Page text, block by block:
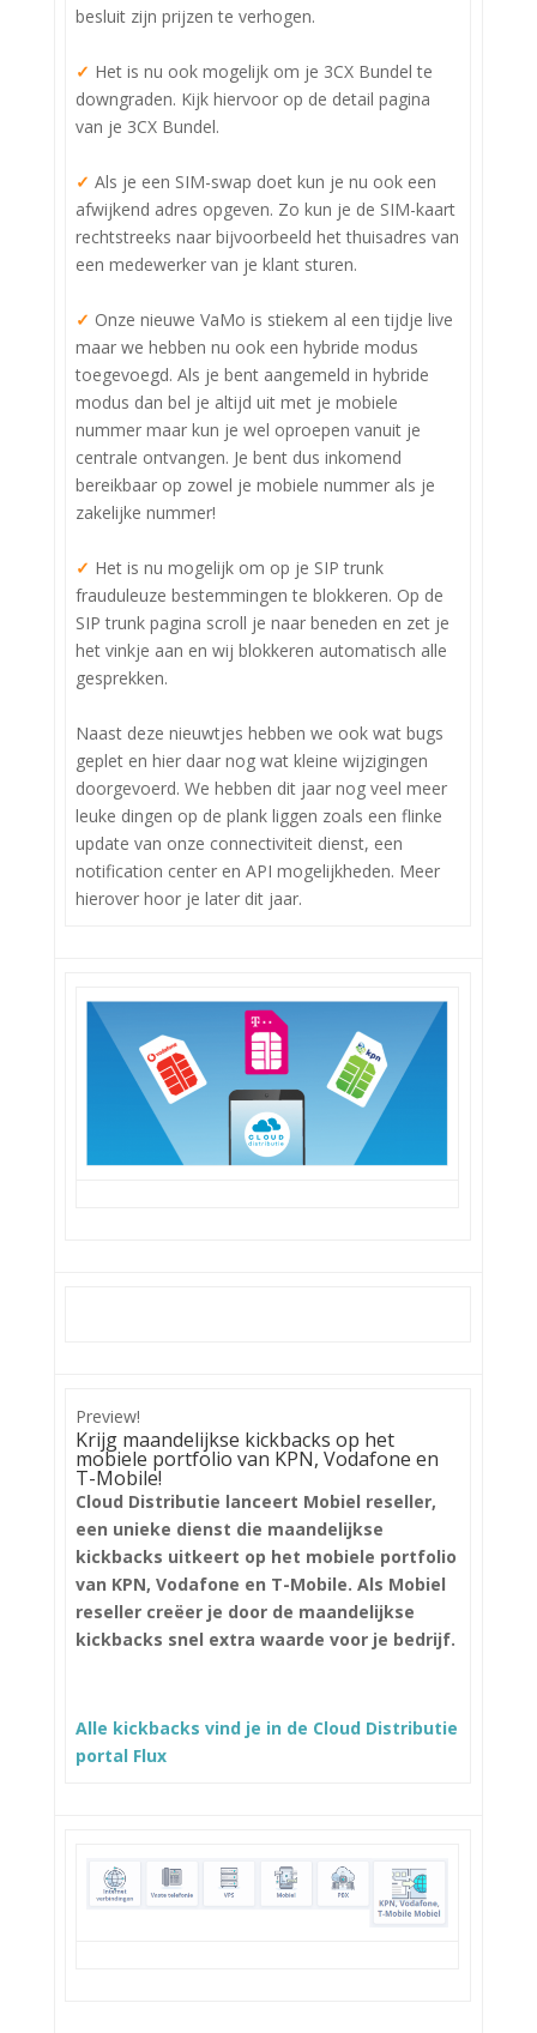
besluit zijn prijzen te verhogen. ‍‍
✓ Het is nu ook mogelijk om je 3CX Bundel te
downgraden. Kijk hiervoor op de detail pagina
van je 3CX Bundel. ‍‍
✓Als je een SIM-swap doet kun je nu ook een
afwijkend adres opgeven. Zo kun je de SIM-kaart
rechtstreeks naar bijvoorbeeld het thuisadres van
een medewerker van je klant sturen. ‍‍
✓ Onze nieuwe VaMo is stiekem al een tijdje live
maar we hebben nu ook een hybride modus
toegevoegd. Als je bent aangemeld in hybride
modus dan bel je altijd uit met je mobiele
nummer maar kun je wel oproepen vanuit je
centrale ontvangen. Je bent dus inkomend
bereikbaar op zowel je mobiele nummer als je
zakelijke nummer! ‍‍
✓ Het is nu mogelijk om op je SIP trunk
frauduleuze bestemmingen te blokkeren. Op de
SIP trunk pagina scroll je naar beneden en zet je
het vinkje aan en wij blokkeren automatisch alle
gesprekken.‍
Naast deze nieuwtjes hebben we ook wat bugs
geplet en hier daar nog wat kleine wijzigingen
doorgevoerd. We hebben dit jaar nog veel meer
leuke dingen op de plank liggen zoals een flinke
update van onze connectiviteit dienst, een
notification center en API mogelijkheden. Meer
hierover hoor je later dit jaar.
Preview!
Krijg maandelijkse kickbacks op het
mobiele portfolio van KPN, Vodafone en
T-Mobile!
Cloud Distributie lanceert Mobiel reseller,
een unieke dienst die maandelijkse
kickbacks uitkeert op het mobiele portfolio
van KPN, Vodafone en T-Mobile. Als Mobiel
reseller creëer je door de maandelijkse
kickbacks snel extra waarde voor je bedrijf.
Alle kickbacks vind je in de Cloud Distributie
portal Flux